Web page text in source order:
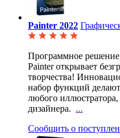
Painter 2022
Программное
Painter открывает
творчества!
набор функций
любого
дизайнера. ...
Сообщить о